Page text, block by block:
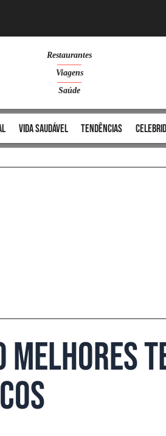
Restaurantes
Viagens
Saúde
vida saudável tendências
melhores